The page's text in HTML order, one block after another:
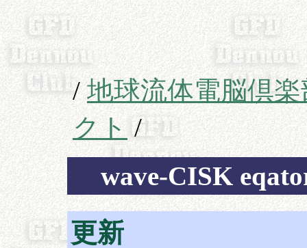
/地球流体電脳倶楽
クト/
wave-CISK
更新